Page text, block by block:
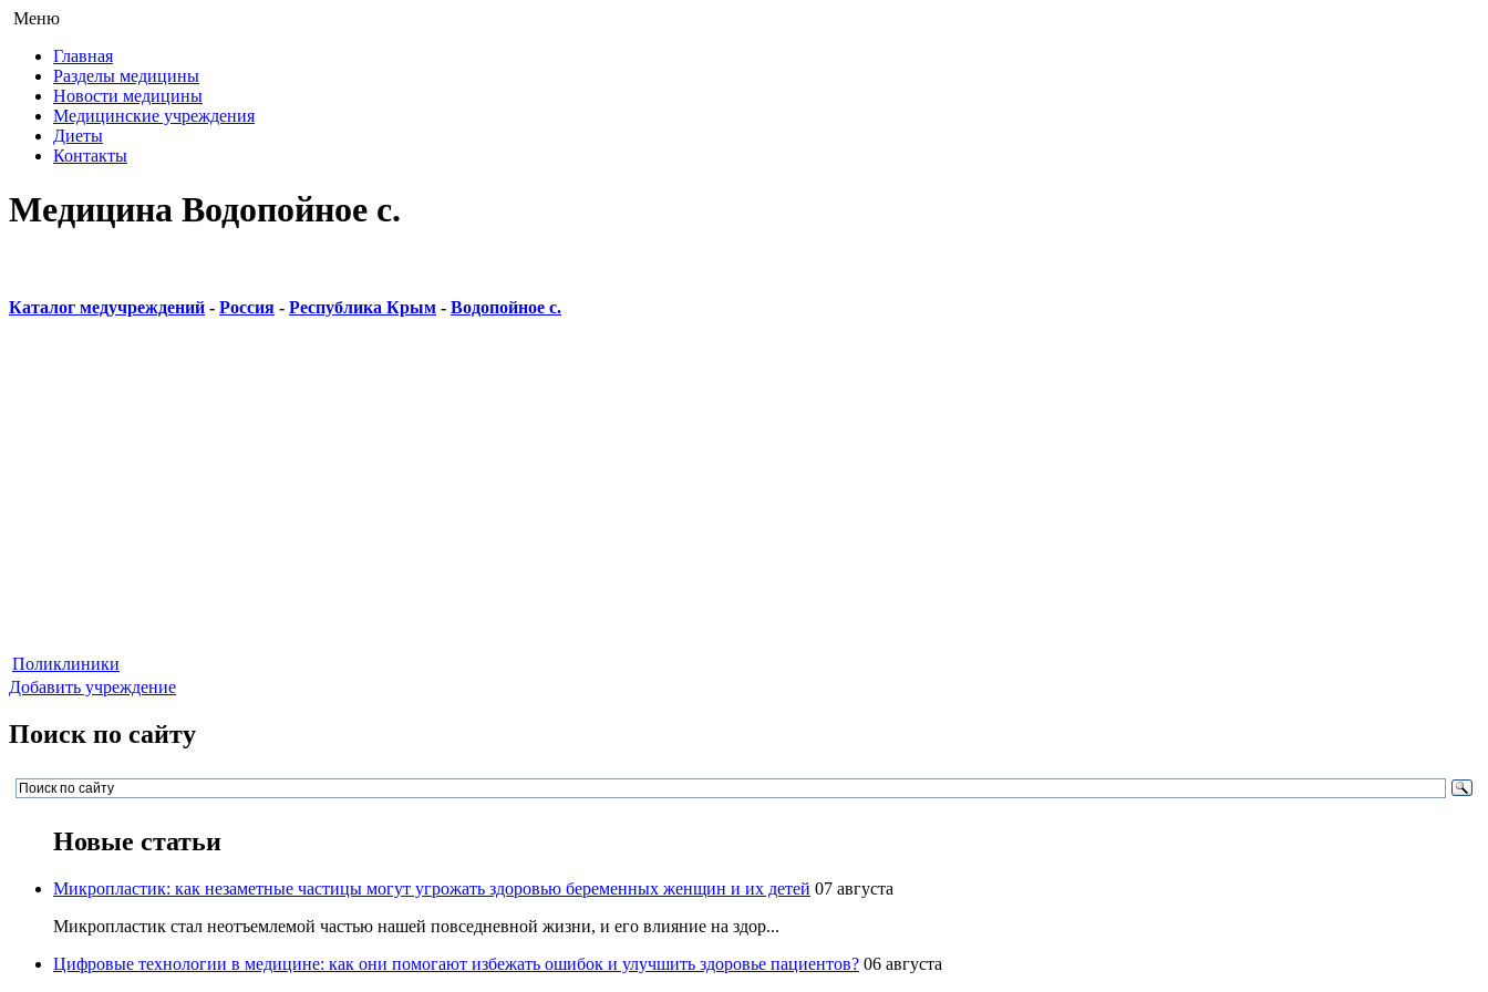
Меню
Главная
Разделы медицины
Новости медицины
Медицинские учреждения
Диеты
Контакты
Медицина Водопойное с.
Каталог медучреждений - Россия - Республика Крым - Водопойное с.
Поликлиники
Добавить учреждение
Поиск по сайту
Новые статьи
Микропластик: как незаметные частицы могут угрожать здоровью беременных женщин и их детей 07 августа
Микропластик стал неотъемлемой частью нашей повседневной жизни, и его влияние на здор...
Цифровые технологии в медицине: как они помогают избежать ошибок и улучшить здоровье пациентов? 06 августа